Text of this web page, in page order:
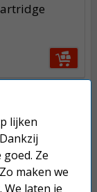
geel
lijken
Ze
maken we
We laten je